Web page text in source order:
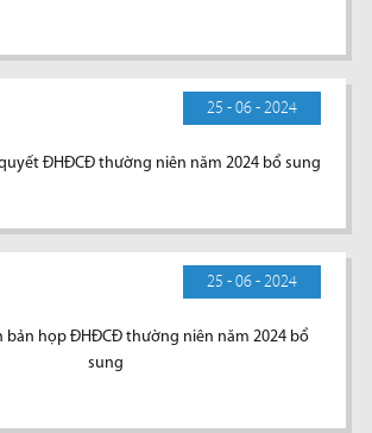
25 - 06 - 2024
ĐHĐCĐ thường niên năm 2024 bổ sung
25 - 06 - 2024
bản họp ĐHĐCĐ thường niên năm 2024 bổ
sung